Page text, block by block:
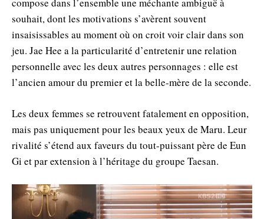
souhait, dont les motivations s’avèrent souvent
insaisissables au moment où on croit voir clair dans son
jeu. Jae Hee a la particularité d’entretenir une relation
personnelle avec les deux autres personnages : elle est
l’ancien amour du premier et la belle-mère de la seconde.
Les deux femmes se retrouvent fatalement en opposition,
mais pas uniquement pour les beaux yeux de Maru. Leur
rivalité s’étend aux faveurs du tout-puissant père de Eun
Gi et par extension à l’héritage du groupe Taesan.